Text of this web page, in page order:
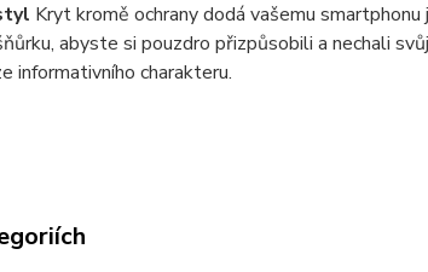
Kryt kromě ochrany dodá vašemu
abyste si pouzdro přizpůsobili a nechali
informativního charakteru.